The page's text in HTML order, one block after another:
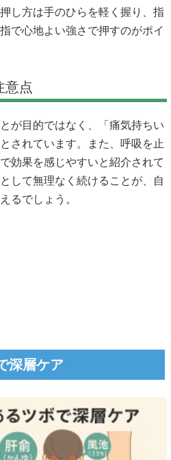
し方は手のひらを軽く握り、指
で心地よい強さで押すのがポイ
意点
が目的ではなく、「痛気持ちい
されています。また、呼吸を止
効果を感じやすいと紹介されて
して無理なく続けることが、自
るでしょう。
深層ケア